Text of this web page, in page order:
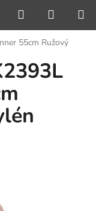
Hľadať
KOŠÍK
55cm Ružový